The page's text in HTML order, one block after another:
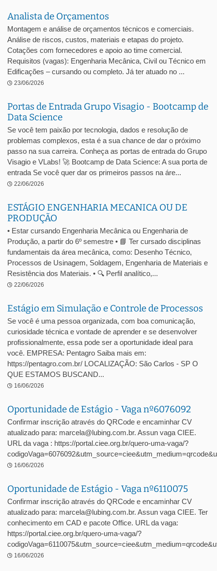
Analista de Orçamentos
Montagem e análise de orçamentos técnicos e comerciais.
Análise de riscos, custos, materiais e etapas do projeto.
Cotações com fornecedores e apoio ao time comercial.
Requisitos (vagas): Engenharia Mecânica, Civil ou Técnico em
Edificações – cursando ou completo. Já ter atuado no ...
23/06/2026
Portas de Entrada Grupo Visagio - Bootcamp de
Data Science
Se você tem paixão por tecnologia, dados e resolução de
problemas complexos, esta é a sua chance de dar o próximo
passo na sua carreira. Conheça as portas de entrada do Grupo
Visagio e VLabs! 🚀 Bootcamp de Data Science: A sua porta de
entrada Se você quer dar os primeiros passos na áre...
22/06/2026
ESTÁGIO ENGENHARIA MECANICA OU DE
PRODUÇÃO
• Estar cursando Engenharia Mecânica ou Engenharia de
Produção, a partir do 6º semestre • 📘 Ter cursado disciplinas
fundamentais da área mecânica, como: Desenho Técnico,
Processos de Usinagem, Soldagem, Engenharia de Materiais e
Resistência dos Materiais. • 🔍 Perfil analítico,...
22/06/2026
Estágio em Simulação e Controle de Processos
Se você é uma pessoa organizada, com boa comunicação,
curiosidade técnica e vontade de aprender e se desenvolver
profissionalmente, essa pode ser a oportunidade ideal para
você. EMPRESA: Pentagro Saiba mais em:
https://pentagro.com.br/ LOCALIZAÇÃO: São Carlos - SP O
QUE ESTAMOS BUSCAND...
16/06/2026
Oportunidade de Estágio - Vaga nº6076092
Confirmar inscrição através do QRCode e encaminhar CV
atualizado para: marcela@lubing.com.br. Assun vaga CIEE.
URL da vaga : https://portal.ciee.org.br/quero-uma-vaga/?
16/06/2026
Oportunidade de Estágio - Vaga nº6110075
Confirmar inscrição através do QRCode e encaminhar CV
atualizado para: marcela@lubing.com.br. Assun vaga CIEE. Ter
conhecimento em CAD e pacote Office. URL da vaga:
https://portal.ciee.org.br/quero-uma-vaga/?
16/06/2026